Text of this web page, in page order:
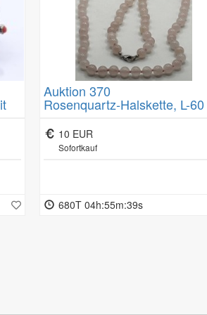
unserer Allgemeinen
Auktion 370
Rosenquartz-Halskette, L-
10 EUR
Sofortkauf
680T 04h:55m:38s